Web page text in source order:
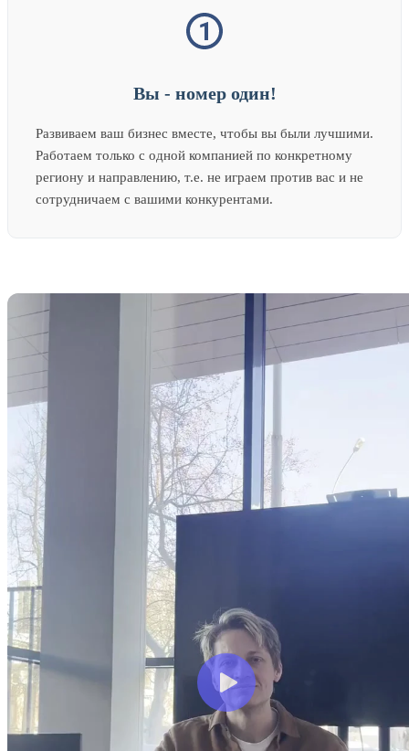
Вы - номер один!
Развиваем ваш бизнес вместе, чтобы вы были лучшими.
Работаем только с одной компанией по конкретному
региону и направлению, т.е. не играем против вас и не
сотрудничаем с вашими конкурентами.